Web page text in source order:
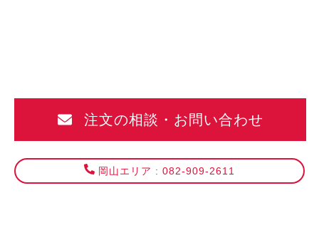
山
注文の相談・お問い合わせ
岡山エリア : 082-909-2611